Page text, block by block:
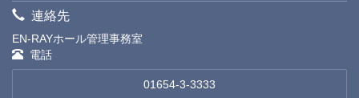
連絡先
EN-RAYホール管理事務室
電話
01654-3-3333